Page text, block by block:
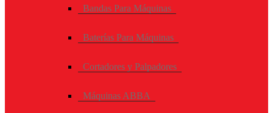
Bandas Para Máquinas
Baterías Para Máquinas
Cortadores y Palpadores
Máquinas ABBA